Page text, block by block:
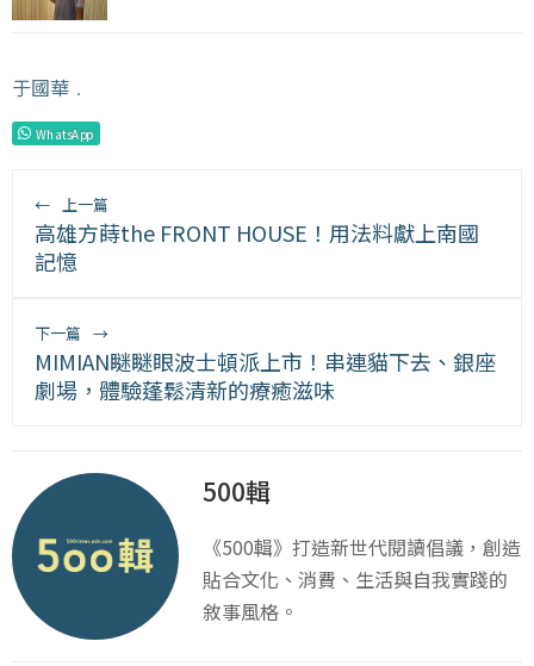
于國華 ﹒
WhatsApp
← 上一篇
高雄方蒔the FRONT HOUSE！用法料獻上南國
記憶
下一篇 →
MIMIAN瞇瞇眼波士頓派上市！串連貓下去、銀座
劇場，體驗蓬鬆清新的療癒滋味
500輯
《500輯》打造新世代閱讀倡議，創造
貼合文化、消費、生活與自我實踐的
敘事風格。